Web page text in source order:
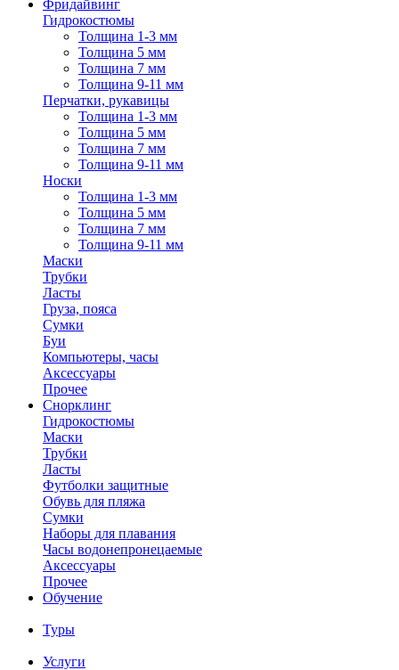
Фридайвинг
Гидрокостюмы
Толщина 1-3 мм
Толщина 5 мм
Толщина 7 мм
Толщина 9-11 мм
Перчатки, рукавицы
Толщина 1-3 мм
Толщина 5 мм
Толщина 7 мм
Толщина 9-11 мм
Носки
Толщина 1-3 мм
Толщина 5 мм
Толщина 7 мм
Толщина 9-11 мм
Маски
Трубки
Ласты
Груза, пояса
Сумки
Буи
Компьютеры, часы
Аксессуары
Прочее
Снорклинг
Гидрокостюмы
Маски
Трубки
Ласты
Футболки защитные
Обувь для пляжа
Сумки
Наборы для плавания
Часы водонепронецаемые
Аксессуары
Прочее
Обучение
Туры
Услуги